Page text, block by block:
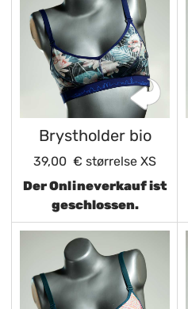
Brystholder bio
39,00 € størrelse XS
Der Onlineverkauf ist
geschlossen.